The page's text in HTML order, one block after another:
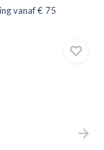
vanaf € 75